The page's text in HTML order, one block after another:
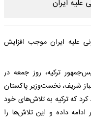
علیه ایران موجب افزایش
ترکیه، روز جمعه در
شریف، نخست‌وزیر پاکستان
کرد که ترکیه به تلاش‌های خود
داده و این تلاش‌ها را